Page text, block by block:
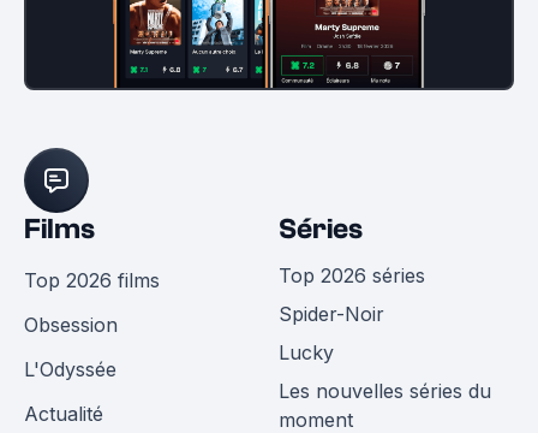
Films
Top 2026 films
Obsession
L'Odyssée
Actualité
Séries
Top 2026 séries
Spider-Noir
Lucky
Les nouvelles séries du
moment